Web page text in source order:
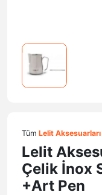
Tüm Lelit Aksesuarları
Lelit
Çelik İnox
+Art Pen